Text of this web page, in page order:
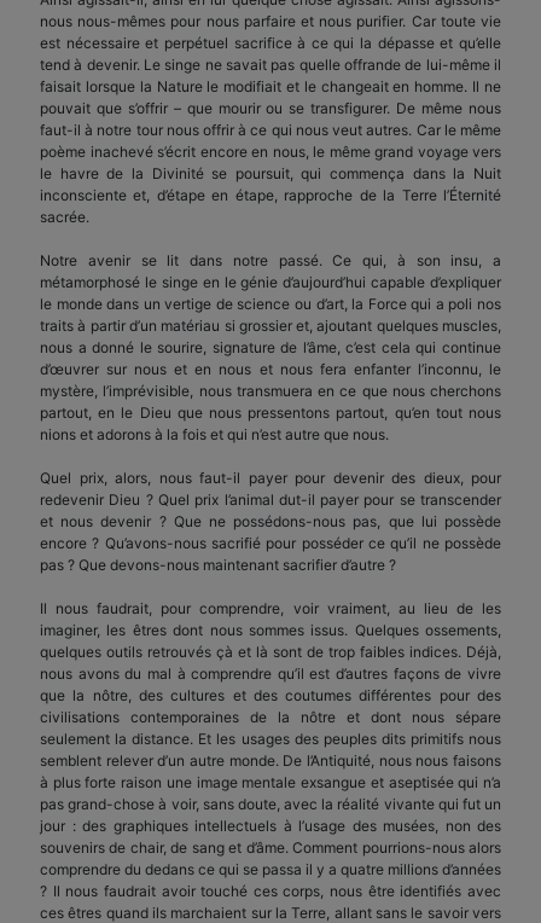
nous nous-mêmes pour nous parfaire et nous purifier. Car toute vie
est néces­saire et perpétuel sacrifice à ce qui la dépasse et qu’elle
tend à devenir. Le singe ne savait pas quelle offrande de lui-même il
faisait lorsque la Nature le modifiait et le changeait en homme. Il ne
pouvait que s’offrir – que mourir ou se transfigurer. De même nous
faut-il à notre tour nous offrir à ce qui nous veut autres. Car le même
poème inachevé s’écrit encore en nous, le même grand voyage vers
le havre de la Divinité se poursuit, qui commença dans la Nuit
inconsciente et, d’étape en étape, rap­proche de la Terre l’Éternité
sacrée.
Notre avenir se lit dans notre passé. Ce qui, à son insu, a
métamorphosé le singe en le génie d’aujourd’hui capable d’expliquer
le monde dans un vertige de science ou d’art, la Force qui a poli nos
traits à partir d’un matériau si grossier et, ajoutant quelques muscles,
nous a donné le sourire, signa­ture de l’âme, c’est cela qui continue
d’œuvrer sur nous et en nous et nous fera enfanter l’inconnu, le
mystère, l’imprévisible, nous transmuera en ce que nous cherchons
partout, en le Dieu que nous pres­sentons partout, qu’en tout nous
nions et adorons à la fois et qui n’est autre que nous.
Quel prix, alors, nous faut-il payer pour devenir des dieux, pour
redevenir Dieu ? Quel prix l’animal dut-il payer pour se transcender
et nous devenir ? Que ne possédons-nous pas, que lui possède
encore ? Qu’avons-nous sacrifié pour posséder ce qu’il ne possède
pas ? Que devons-nous maintenant sacrifier d’autre ?
Il nous faudrait, pour comprendre, voir vrai­ment, au lieu de les
imaginer, les êtres dont nous sommes issus. Quelques ossements,
quelques outils retrouvés çà et là sont de trop faibles indices. Déjà,
nous avons du mal à comprendre qu’il est d’autres façons de vivre
que la nôtre, des cultures et des coutumes différentes pour des
civilisations contem­poraines de la nôtre et dont nous sépare
seulement la distance. Et les usages des peuples dits primitifs nous
semblent relever d’un autre monde. De l’Antiquité, nous nous faisons
à plus forte raison une image mentale exsangue et aseptisée qui n’a
pas grand-chose à voir, sans doute, avec la réalité vivante qui fut un
jour : des graphiques intellectuels à l’usage des musées, non des
souvenirs de chair, de sang et d’âme. Comment pourrions-nous alors
comprendre du de­dans ce qui se passa il y a quatre millions d’années
? Il nous faudrait avoir touché ces corps, nous être identifiés avec
ces êtres quand ils marchaient sur la Terre, allant sans le savoir vers